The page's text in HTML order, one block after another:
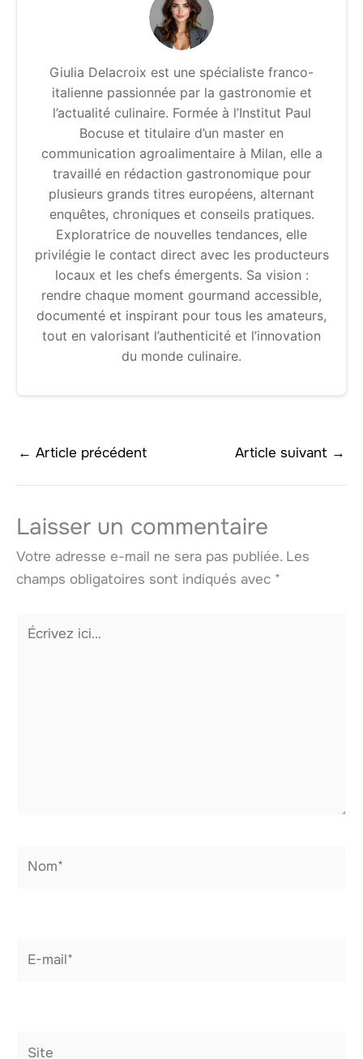
Giulia Delacroix est une spécialiste franco-
italienne passionnée par la gastronomie et
l’actualité culinaire. Formée à l’Institut Paul
Bocuse et titulaire d’un master en
communication agroalimentaire à Milan, elle a
travaillé en rédaction gastronomique pour
plusieurs grands titres européens, alternant
enquêtes, chroniques et conseils pratiques.
Exploratrice de nouvelles tendances, elle
privilégie le contact direct avec les producteurs
locaux et les chefs émergents. Sa vision :
rendre chaque moment gourmand accessible,
documenté et inspirant pour tous les amateurs,
tout en valorisant l’authenticité et l’innovation
du monde culinaire.
← Article précédent Article suivant →
Laisser un commentaire
Votre adresse e-mail ne sera pas publiée. Les
champs obligatoires sont indiqués avec *
Écrivez